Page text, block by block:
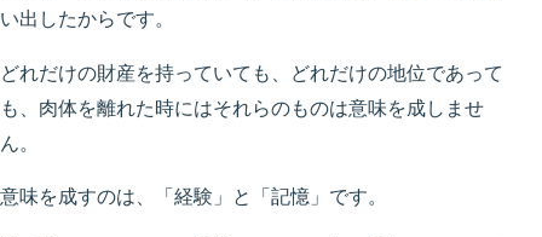
い出したからです。
どれだけの財産を持っていても、どれだけの地位であって
も、肉体を離れた時にはそれらのものは意味を成しませ
ん。
意味を成すのは、「経験」と「記憶」です。